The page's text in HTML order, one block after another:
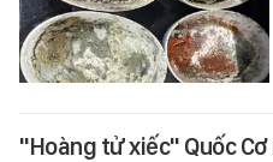
"Hoàng tử xiếc" Quốc